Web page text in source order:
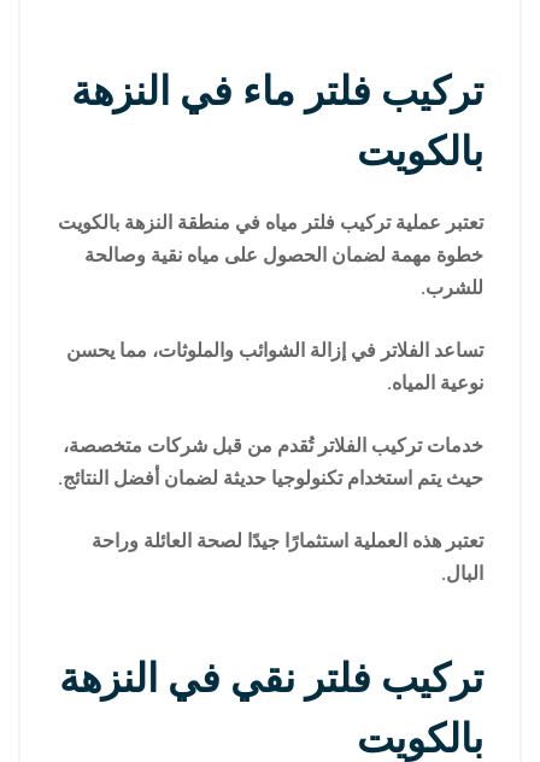
تركيب فلتر ماء في النزهة
بالكويت
تعتبر عملية تركيب فلتر مياه في منطقة النزهة بالكويت
خطوة مهمة لضمان الحصول على مياه نقية وصالحة
للشرب.
تساعد الفلاتر في إزالة الشوائب والملوثات، مما يحسن
نوعية المياه.
خدمات تركيب الفلاتر تُقدم من قبل شركات متخصصة،
حيث يتم استخدام تكنولوجيا حديثة لضمان أفضل النتائج.
تعتبر هذه العملية استثمارًا جيدًا لصحة العائلة وراحة
البال.
تركيب فلتر نقي في النزهة
بالكويت